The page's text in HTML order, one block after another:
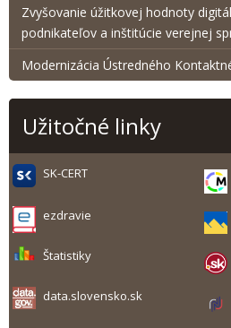
Zvyšovanie úžitkovej hodnoty
podnikateľov a inštitúcie verejnej
Modernizácia Ústredného
Užitočné linky
SK-CERT
ezdravie
Štatistiky
data.slovensko.sk